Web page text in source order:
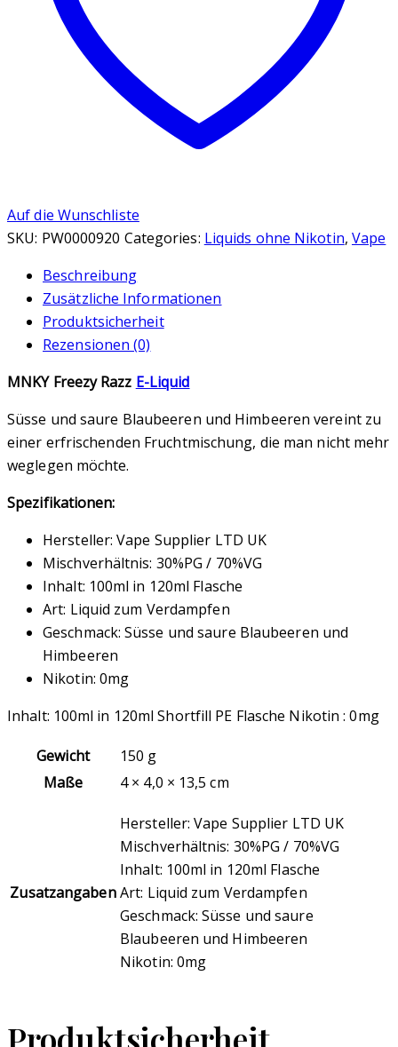
Auf die Wunschliste
SKU: PW0000920 Categories: Liquids ohne Nikotin, Vape
Beschreibung
Zusätzliche Informationen
Produktsicherheit
Rezensionen (0)
MNKY Freezy Razz E-Liquid
Süsse und saure Blaubeeren und Himbeeren vereint zu
einer erfrischenden Fruchtmischung, die man nicht mehr
weglegen möchte.
Spezifikationen:
Hersteller: Vape Supplier LTD UK
Mischverhältnis: 30%PG / 70%VG
Inhalt: 100ml in 120ml Flasche
Art: Liquid zum Verdampfen
Geschmack: Süsse und saure Blaubeeren und
Himbeeren
Nikotin: 0mg
Inhalt: 100ml in 120ml Shortfill PE Flasche Nikotin : 0mg
Gewicht
150 g
Maße
4 × 4,0 × 13,5 cm
Zusatzangaben
Hersteller: Vape Supplier LTD UK
Mischverhältnis: 30%PG / 70%VG
Inhalt: 100ml in 120ml Flasche
Art: Liquid zum Verdampfen
Geschmack: Süsse und saure
Blaubeeren und Himbeeren
Nikotin: 0mg
Produktsicherheit